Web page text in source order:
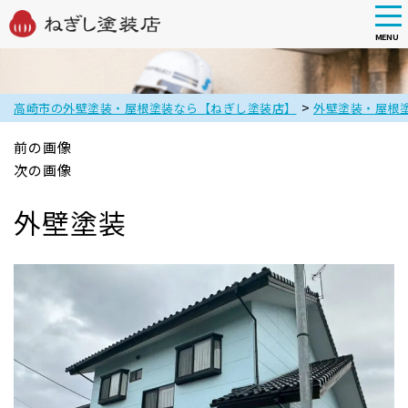
main
content
MENU
高崎市の外壁塗装・屋根塗装なら【ねぎし塗装店】 > 外壁塗装・屋根
前の画像
次の画像
外壁塗装